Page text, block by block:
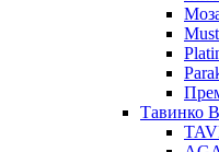
Тавинко